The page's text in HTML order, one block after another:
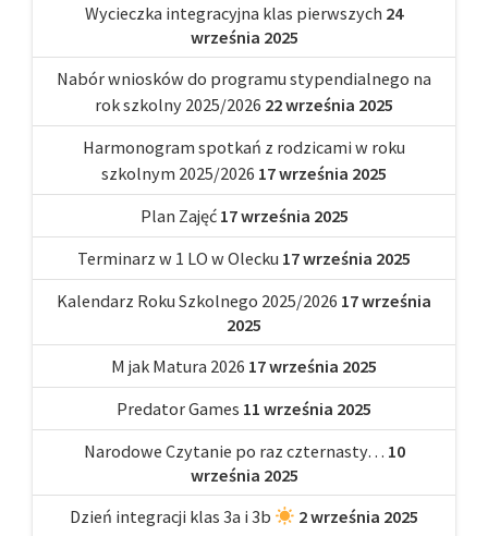
Wycieczka integracyjna klas pierwszych 24
września 2025
Nabór wniosków do programu stypendialnego na
rok szkolny 2025/2026 22 września 2025
Harmonogram spotkań z rodzicami w roku
szkolnym 2025/2026 17 września 2025
Plan Zajęć 17 września 2025
Terminarz w 1 LO w Olecku 17 września 2025
Kalendarz Roku Szkolnego 2025/2026 17 września
2025
M jak Matura 2026 17 września 2025
Predator Games 11 września 2025
Narodowe Czytanie po raz czternasty… 10
września 2025
Dzień integracji klas 3a i 3b
2 września 2025